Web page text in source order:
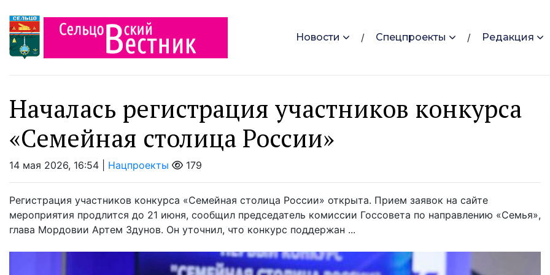
Новости Спецпроекты Редакция
Началась регистрация участников конкурса
«Семейная столица России»
14 мая 2026, 16:54 | Нацпроекты 179
Регистрация участников конкурса «Семейная столица России» открыта. Прием заявок на сайте
мероприятия продлится до 21 июня, сообщил председатель комиссии Госсовета по направлению «Семья»,
глава Мордовии Артем Здунов. Он уточнил, что конкурс поддержан ...